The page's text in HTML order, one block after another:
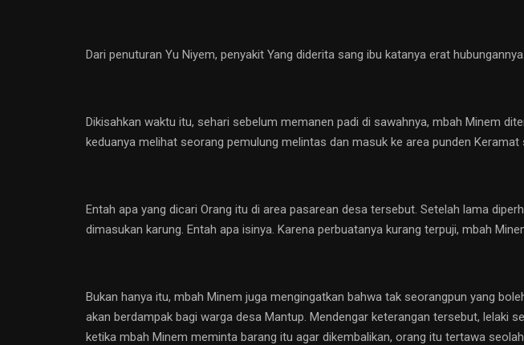
Dari penuturan Yu Niyem, penyakit Yang diderita sang ibu katanya erat
Dikisahkan waktu itu, sehari sebelum memanen padi di sawahnya, mbah Minem
keduanya melihat seorang pemulung melintas dan masuk ke area punden Keramat
Entah apa yang dicari Orang itu di area pasarean desa tersebut. Setelah lama
dimasukan karung. Entah apa isinya. Karena perbuatanya kurang terpuji, mbah
Bukan hanya itu, mbah Minem juga mengingatkan bahwa tak seorangpun yang
akan berdampak bagi warga desa Mantup. Mendengar keterangan tersebut, lelaki
ketika mbah Minem meminta barang itu agar dikembalikan, orang itu tertawa